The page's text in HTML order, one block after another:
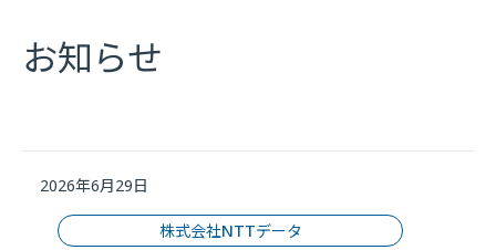
お知らせ
2026年6月29日
株式会社NTTデータ